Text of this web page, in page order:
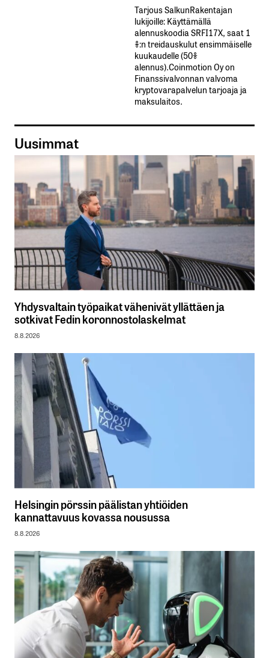
Tarjous SalkunRakentajan
lukijoille: Käyttämällä​ ​
alennuskoodia​ ​SRFI17X,​ ​saat​ ​1
%:n treidauskulut​ ​ensimmäiselle​ ​
kuukaudelle​ ​(50%​ ​
alennus).Coinmotion Oy on
Finanssivalvonnan valvoma
kryptovarapalvelun tarjoaja ja
maksulaitos.
Uusimmat
Yhdysvaltain työpaikat vähenivät yllättäen ja
sotkivat Fedin koronnostolaskelmat
8.8.2026
Helsingin pörssin päälistan yhtiöiden
kannattavuus kovassa nousussa
8.8.2026